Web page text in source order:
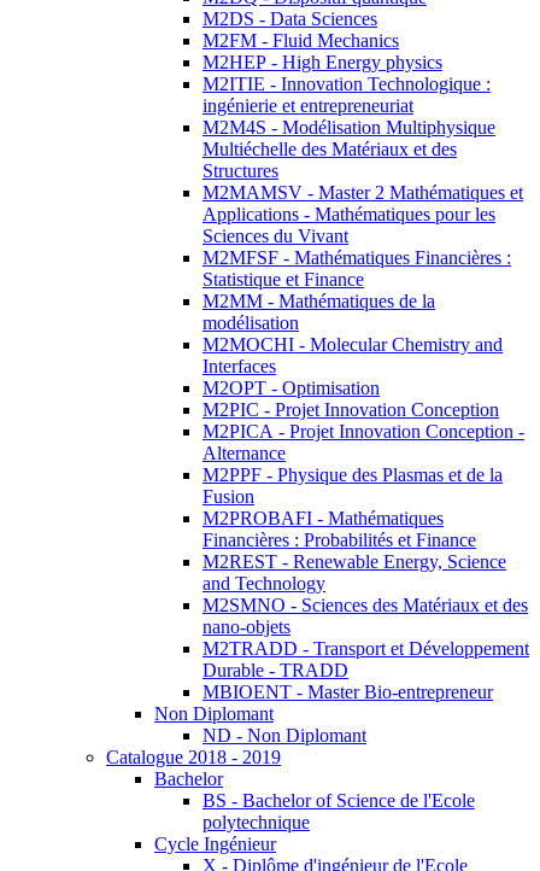
M2DS - Data Sciences
M2FM - Fluid Mechanics
M2HEP - High Energy physics
M2ITIE - Innovation Technologique :
ingénierie et entrepreneuriat
M2M4S - Modélisation Multiphysique
Multiéchelle des Matériaux et des
Structures
M2MAMSV - Master 2 Mathématiques et
Applications - Mathématiques pour les
Sciences du Vivant
M2MFSF - Mathématiques Financières :
Statistique et Finance
M2MM - Mathématiques de la
modélisation
M2MOCHI - Molecular Chemistry and
Interfaces
M2OPT - Optimisation
M2PIC - Projet Innovation Conception
M2PICA - Projet Innovation Conception -
Alternance
M2PPF - Physique des Plasmas et de la
Fusion
M2PROBAFI - Mathématiques
Financières : Probabilités et Finance
M2REST - Renewable Energy, Science
and Technology
M2SMNO - Sciences des Matériaux et des
nano-objets
M2TRADD - Transport et Développement
Durable - TRADD
MBIOENT - Master Bio-entrepreneur
Non Diplomant
ND - Non Diplomant
Catalogue 2018 - 2019
Bachelor
BS - Bachelor of Science de l'Ecole
polytechnique
Cycle Ingénieur
X - Diplôme d'ingénieur de l'Ecole